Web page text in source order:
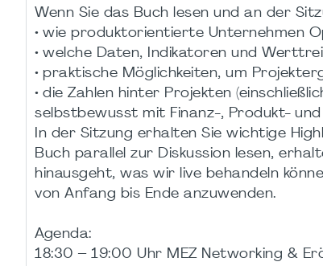
Wenn Sie das Buch lesen und an der
• wie produktorientierte Unternehmen
• welche Daten, Indikatoren und
• praktische Möglichkeiten, um
• die Zahlen hinter Projekten
selbstbewusst mit Finanz-, Produkt-
In der Sitzung erhalten Sie wichtige
Buch parallel zur Diskussion lesen,
hinausgeht, was wir live behandeln
von Anfang bis Ende anzuwenden.
Agenda:
18:30 – 19:00 Uhr MEZ Networking &